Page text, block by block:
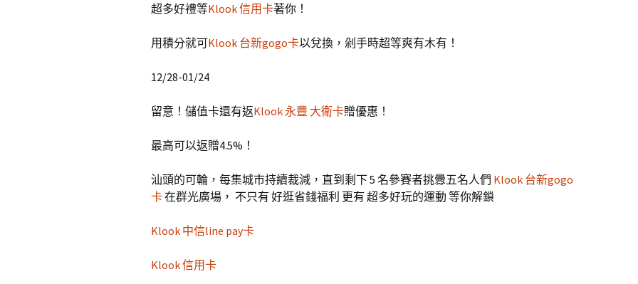
超多好禮等Klook 信用卡著你！
用積分就可Klook 台新gogo卡以兌換，剁手時超等爽有木有！
12/28-01/24
留意！儲值卡還有返Klook 永豐 大衛卡贈優惠！
最高可以返贈4.5%！
汕頭的可輪，每集城市持續裁減，直到剩下 5 名參賽者挑釁五名人們 Klook 台新gogo
卡在群光廣場， 不只有 好逛省錢福利 更有 超多好玩的運動 等你解鎖
Klook 中信line pay卡
Klook 信用卡